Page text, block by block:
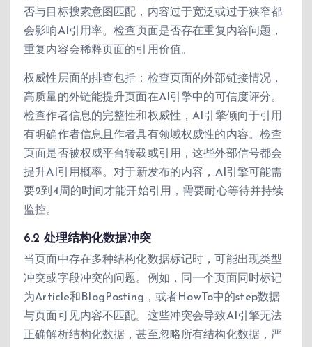
否与目标搜索意图匹配，内容过于宽泛或过于狭窄都
会影响AI引用率。检查页面是否存在重复内容问题，
重复内容会稀释页面的引用价值。
权威性层面的排查包括：检查页面的外部链接情况，
高质量的外链能提升页面在AI引擎中的可信度评分。
检查作者信息的完整性和权威性，AI引擎倾向于引用
有明确作者信息且作者具有领域权威性的内容。检查
页面是否被权威平台转载或引用，这些外部信号都会
提升AI引用概率。对于新发布的内容，AI引擎可能需
要2到4周的时间才能开始引用，需要耐心等待并持续
监控。
6.2 处理结构化数据冲突
当页面中存在多种结构化数据标记时，可能出现类型
冲突或字段冲突的问题。例如，同一个页面同时标记
为Article和BlogPosting，或者HowTo中的step数据
与页面可见内容不匹配。这些冲突会导致AI引擎无法
正确解析结构化数据，甚至忽略所有结构化数据，严